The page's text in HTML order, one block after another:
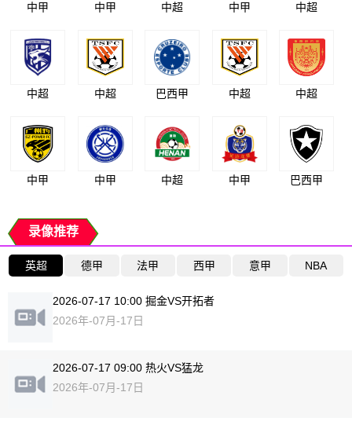
中甲 中甲 中超 中甲 中超
中超 中超 巴西甲 中超 中超
中甲 中甲 中超 中甲 巴西甲
录像推荐
英超 德甲 法甲 西甲 意甲 NBA
2026-07-17 10:00 掘金VS开拓者
2026年-07月-17日
2026-07-17 09:00 热火VS猛龙
2026年-07月-17日